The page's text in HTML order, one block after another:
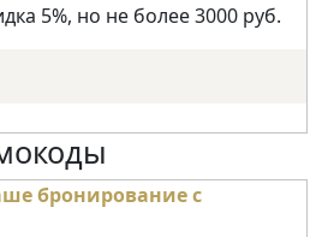
5%, но не более 3000 руб.